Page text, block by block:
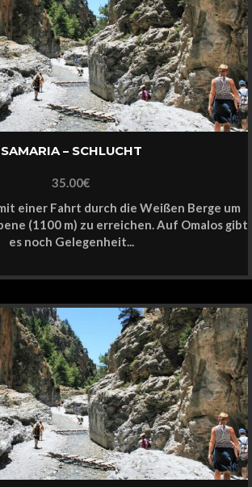
SAMARIA – SCHLUCHT
35.00€
einer Fahrt durch die Weißen Berge um
(1100 m) zu erreichen. Auf Omalos gibt
es noch Gelegenheit...